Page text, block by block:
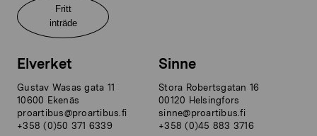
Fritt
inträde
Elverket
Gustav Wasas gata 11
10600 Ekenäs
proartibus@proartibus.fi
+358 (0)50 371 6339
Sinne
Stora Robertsgatan 16
00120 Helsingfors
sinne@proartibus.fi
+358 (0)45 883 3716